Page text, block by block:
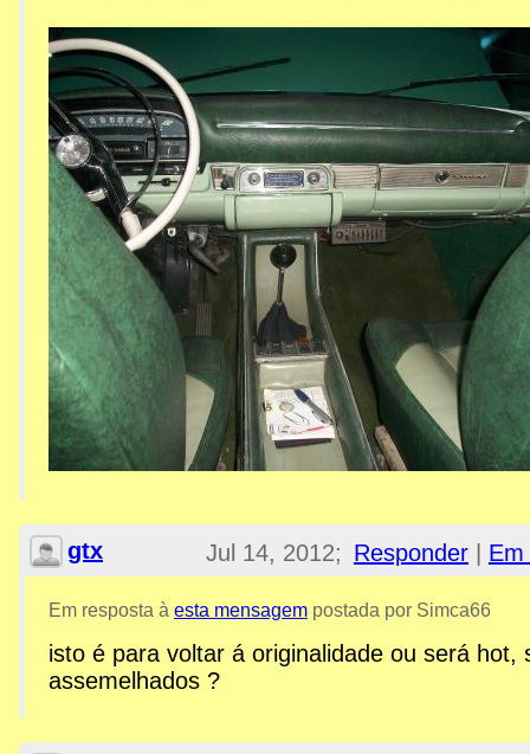
gtx Responder
Jul 14, 2012;
10:37pm
Re: Esplanada GTX
Em resposta à esta mensagem postada por Simca66
isto é para voltar á originalidade ou será hot,
assemelhados ?